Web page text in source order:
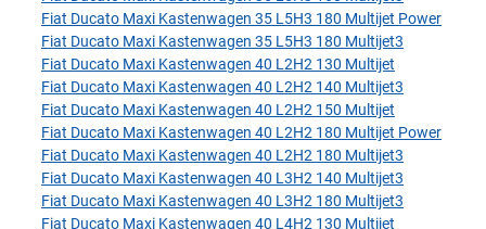
Fiat Ducato Maxi Kastenwagen 35 L5H3 180 Multijet Power
Fiat Ducato Maxi Kastenwagen 35 L5H3 180 Multijet3
Fiat Ducato Maxi Kastenwagen 40 L2H2 130 Multijet
Fiat Ducato Maxi Kastenwagen 40 L2H2 140 Multijet3
Fiat Ducato Maxi Kastenwagen 40 L2H2 150 Multijet
Fiat Ducato Maxi Kastenwagen 40 L2H2 180 Multijet Power
Fiat Ducato Maxi Kastenwagen 40 L2H2 180 Multijet3
Fiat Ducato Maxi Kastenwagen 40 L3H2 140 Multijet3
Fiat Ducato Maxi Kastenwagen 40 L3H2 180 Multijet3
Fiat Ducato Maxi Kastenwagen 40 L4H2 130 Multijet